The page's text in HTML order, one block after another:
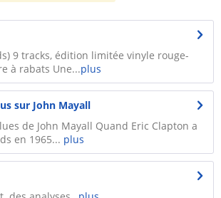
9 tracks, édition limitée vinyle rouge-
à rabats Une...plus
sur John Mayall
de John Mayall Quand Eric Clapton a
en 1965... plus